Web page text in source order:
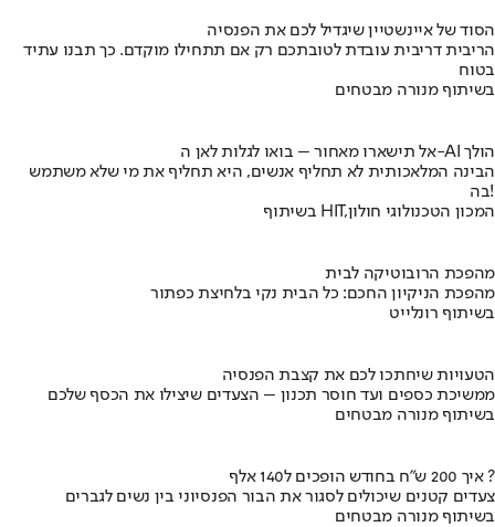
הסוד של איינשטיין שיגדיל לכם את הפנסיה
הריבית דריבית עובדת לטובתכם רק אם תתחילו מוקדם. כך תבנו עתיד
בטוח
בשיתוף מנורה מבטחים
אל תישארו מאחור – בואו לגלות לאן ה-AI הולך
הבינה המלאכותית לא תחליף אנשים, היא תחליף את מי שלא משתמש
בה!
בשיתוף HIT,המכון הטכנולוגי חולון
מהפכת הרובוטיקה לבית
מהפכת הניקיון החכם: כל הבית נקי בלחיצת כפתור
בשיתוף רונלייט
הטעויות שיחתכו לכם את קצבת הפנסיה
ממשיכת כספים ועד חוסר תכנון – הצעדים שיצילו את הכסף שלכם
בשיתוף מנורה מבטחים
איך 200 ש"ח בחודש הופכים ל140 אלף ?
צעדים קטנים שיכולים לסגור את הבור הפנסיוני בין נשים לגברים
בשיתוף מנורה מבטחים